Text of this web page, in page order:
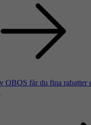
OBOS får du fina rabatter